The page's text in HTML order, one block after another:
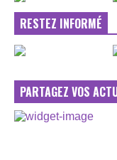
RESTEZ INFORMÉ
PARTAGEZ VOS